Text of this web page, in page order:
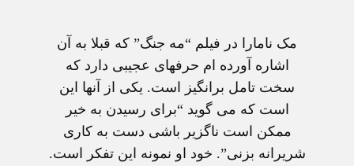
مک نامارا در فيلم “مه جنگ” که قبلا به آن
اشاره آورده ام حرفهای عجيبی دارد که
سخت تامل برانگيز است. يکی از آنها اين
است که می گويد “برای رسيدن به خير
ممکن است ناگزير باشی دست به کاری
شريرانه بزنی”. خود او نمونه اين تفکر است.